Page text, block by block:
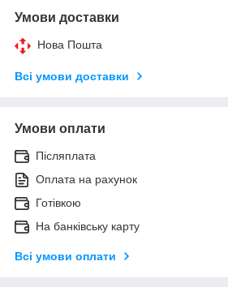
Умови доставки
Нова Пошта
Всі умови доставки
Умови оплати
Післяплата
Оплата на рахунок
Готівкою
На банківську карту
Всі умови оплати